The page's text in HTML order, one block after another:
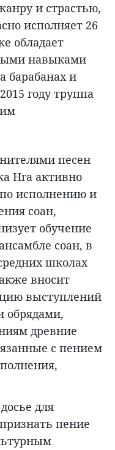
и страстью,
исполняет 26
обладает
навыками
барабанах и
году труппа
песен
Нга активно
по исполнению и
соан,
обучение
соан, в
школах
вносит
выступлений
обрядами,
древние
с пением
для
пение